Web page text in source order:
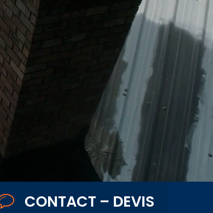
CONTACT – DEVIS